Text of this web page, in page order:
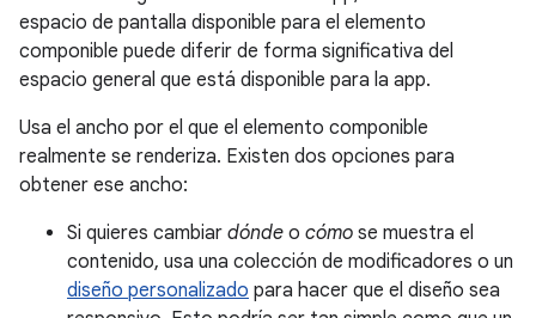
espacio de pantalla disponible para el elemento
componible puede diferir de forma significativa del
espacio general que está disponible para la app.
Usa el ancho por el que el elemento componible
realmente se renderiza. Existen dos opciones para
obtener ese ancho:
Si quieres cambiar dónde o cómo se muestra el
contenido, usa una colección de modificadores o un
diseño personalizado para hacer que el diseño sea